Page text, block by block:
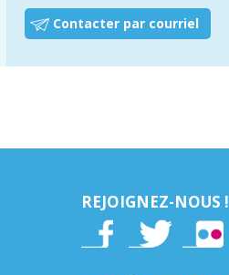
Contacter par courriel
REJOIGNEZ-NOUS !